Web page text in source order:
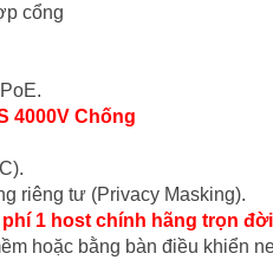
cổng
4000V Chống
riêng tư (Privacy Masking).
phí 1 host chính hãng trọn
hoặc bằng bàn điều khiển